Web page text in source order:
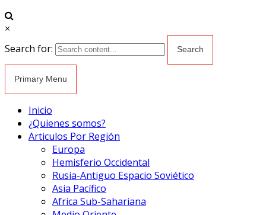
×
Search for:
Primary Menu
Inicio
¿Quienes somos?
Articulos Por Región
Europa
Hemisferio Occidental
Rusia-Antiguo Espacio Soviético
Asia Pacífico
Africa Sub-Sahariana